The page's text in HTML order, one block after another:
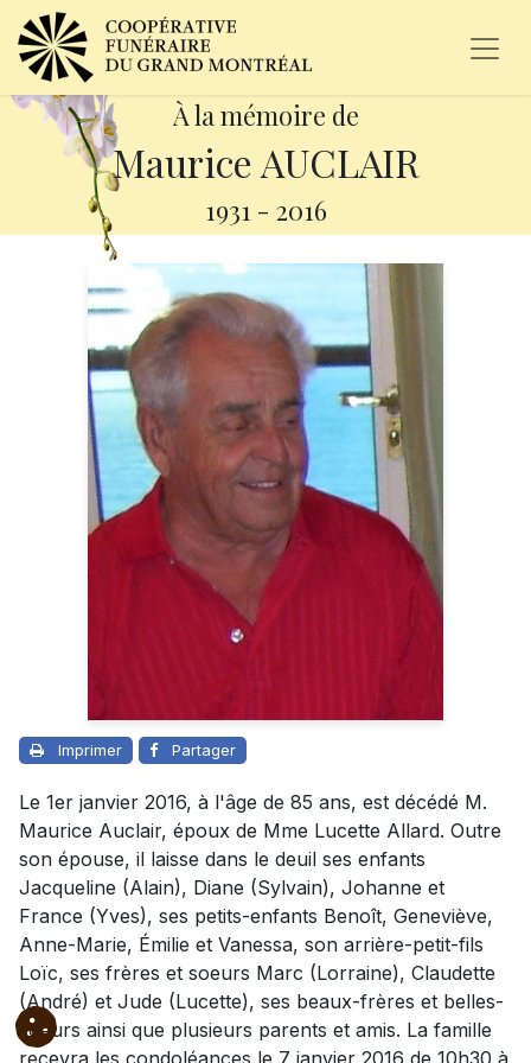
À la mémoire de
Maurice AUCLAIR
1931 - 2016
Imprimer Partager
Le 1er janvier 2016, à l'âge de 85 ans, est décédé M.
Maurice Auclair, époux de Mme Lucette Allard. Outre
son épouse, il laisse dans le deuil ses enfants
Jacqueline (Alain), Diane (Sylvain), Johanne et
France (Yves), ses petits-enfants Benoît, Geneviève,
Anne-Marie, Émilie et Vanessa, son arrière-petit-fils
Loïc, ses frères et soeurs Marc (Lorraine), Claudette
(André) et Jude (Lucette), ses beaux-frères et belles-
soeurs ainsi que plusieurs parents et amis. La famille
recevra les condoléances le 7 janvier 2016 de 10h30 à